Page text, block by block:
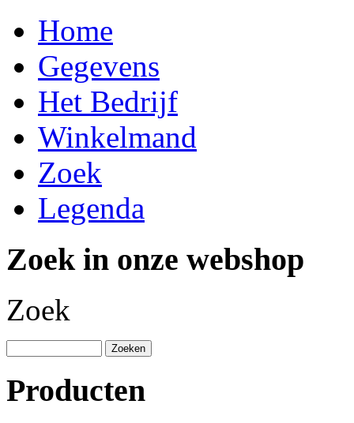
Home
Gegevens
Het Bedrijf
Winkelmand
Zoek
Legenda
Zoek in onze webshop
Zoek
Producten